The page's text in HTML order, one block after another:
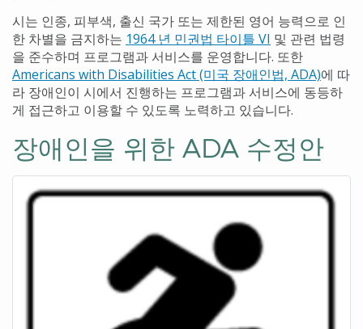
시는 인종, 피부색, 출신 국가 또는 제한된 영어 능력으로 인
한 차별을 금지하는 1964 년 민권법 타이틀 VI 및 관련 법령
을 준수하며 프로그램과 서비스를 운영합니다. 또한
Americans with Disabilities Act (미국 장애인법, ADA)에 따
라 장애인이 시에서 진행하는 프로그램과 서비스에 동등하
게 접근하고 이용할 수 있도록 노력하고 있습니다.
장애인을 위한 ADA 수정안